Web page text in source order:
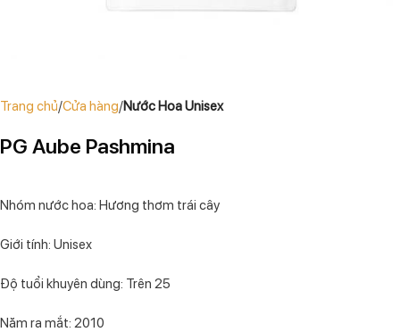
Trang chủ Cửa hàng Nước Hoa Unisex
PG Aube Pashmina
Nhóm nước hoa: Hương thơm trái cây
Giới tính: Unisex
Độ tuổi khuyên dùng: Trên 25
Năm ra mắt: 2010